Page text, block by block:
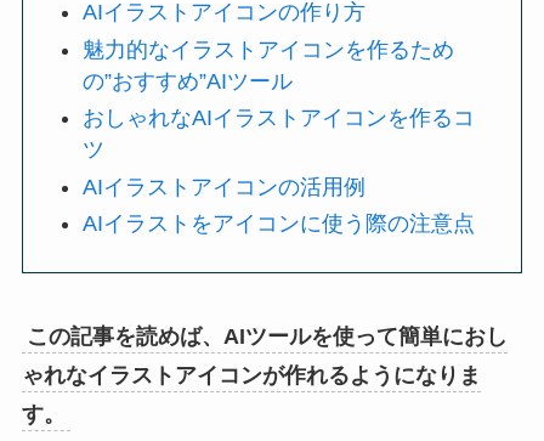
AIイラストアイコンの作り方
魅力的なイラストアイコンを作るため
の”おすすめ”AIツール
おしゃれなAIイラストアイコンを作るコ
ツ
AIイラストアイコンの活用例
AIイラストをアイコンに使う際の注意点
この記事を読めば、AIツールを使って簡単におし
ゃれなイラストアイコンが作れるようになりま
す。